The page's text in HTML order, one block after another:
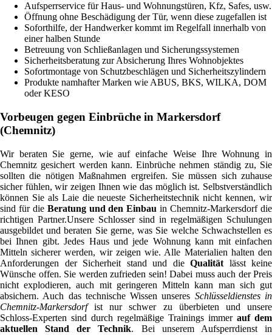
Aufsperrservice für Haus- und Wohnungstüren, Kfz, Safes, usw.
Öffnung ohne Beschädigung der Tür, wenn diese zugefallen ist
Soforthilfe, der Handwerker kommt im Regelfall innerhalb von
einer halben Stunde
Betreuung von Schließanlagen und Sicherungssystemen
Sicherheitsberatung zur Absicherung Ihres Wohnobjektes
Sofortmontage von Schutzbeschlägen und Sicherheitszylindern
Produkte namhafter Marken wie ABUS, BKS, WILKA, DOM
oder KESO
Vorbeugen gegen Einbrüche in Markersdorf
(Chemnitz)
Wir beraten Sie gerne, wie auf einfache Weise Ihre Wohnung in
Chemnitz gesichert werden kann. Einbrüche nehmen ständig zu, Sie
sollten die nötigen Maßnahmen ergreifen. Sie müssen sich zuhause
sicher fühlen, wir zeigen Ihnen wie das möglich ist. Selbstverständlich
können Sie als Laie die neueste Sicherheitstechnik nicht kennen, wir
sind für die Beratung und den Einbau in Chemnitz-Markersdorf die
richtigen Partner.Unsere Schlosser sind in regelmäßigen Schulungen
ausgebildet und beraten Sie gerne, was Sie welche Schwachstellen es
bei Ihnen gibt. Jedes Haus und jede Wohnung kann mit einfachen
Mitteln sicherer werden, wir zeigen wie. Alle Materialien halten den
Anforderungen der Sicherheit stand und die Qualität lässt keine
Wünsche offen. Sie werden zufrieden sein! Dabei muss auch der Preis
nicht explodieren, auch mit geringeren Mitteln kann man sich gut
absichern. Auch das technische Wissen unseres Schlüsseldienstes in
Chemnitz-Markersdorfist nur schwer zu überbieten und unsere
Schloss-Experten sind durch regelmäßige Trainings immer auf dem
aktuellen Stand der Technik. Bei unserem Aufsperrdienst in